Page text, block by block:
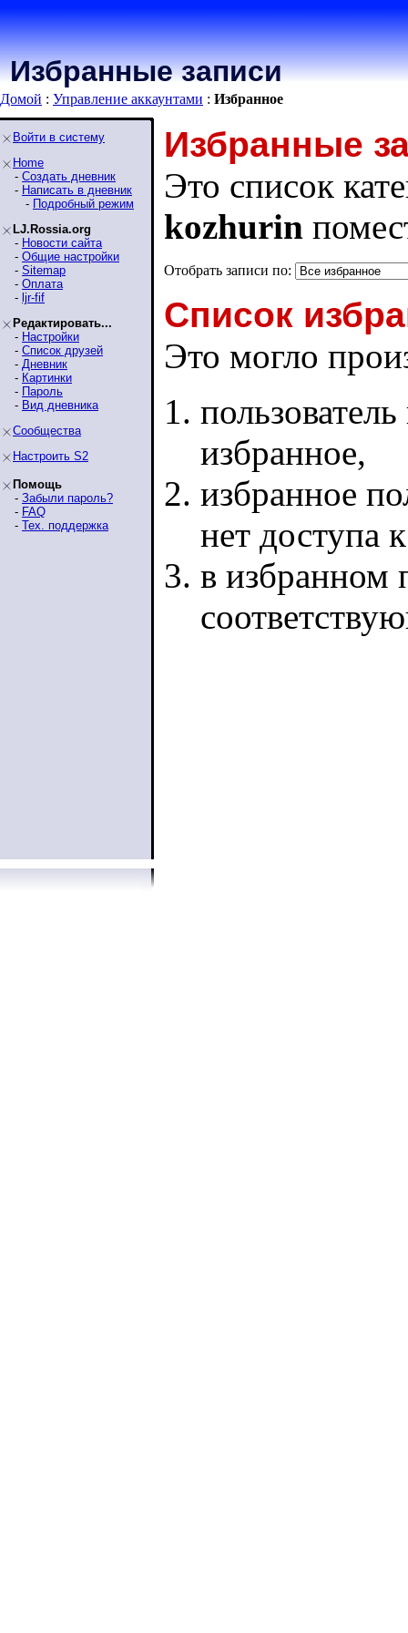
Избранные записи
Домой : Управление аккаунтами : Избранное
Войти в систему
Home
- Создать дневник
- Написать в дневник
- Подробный режим
LJ.Rossia.org
- Новости сайта
- Общие настройки
- Sitemap
- Оплата
- ljr-fif
Редактировать...
- Настройки
- Список друзей
- Дневник
- Картинки
- Пароль
- Вид дневника
Сообщества
Настроить S2
Помощь
- Забыли пароль?
- FAQ
- Тех. поддержка
Избранные
Это список
kozhurin
Отобрать записи по:
Список
Это могло
избранное,
избранное
нет доступа
в избранном